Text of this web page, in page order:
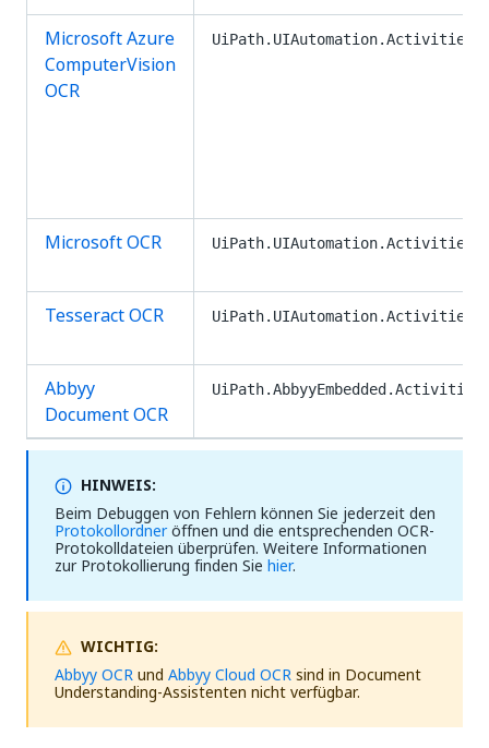
Microsoft Azure
ComputerVision
OCR
UiPath.UIAutomation.Activities
Microsoft OCR UiPath.UIAutomation.Activities
Tesseract OCR UiPath.UIAutomation.Activities
Abbyy
Document OCR
UiPath.AbbyyEmbedded.Activities
HINWEIS:
Beim Debuggen von Fehlern können Sie jederzeit den
Protokollordneröffnen und die entsprechenden OCR-
Protokolldateien überprüfen. Weitere Informationen
zur Protokollierung finden Sie hier.
WICHTIG:
Abbyy OCRund Abbyy Cloud OCRsind in Document
Understanding-Assistenten nicht verfügbar.